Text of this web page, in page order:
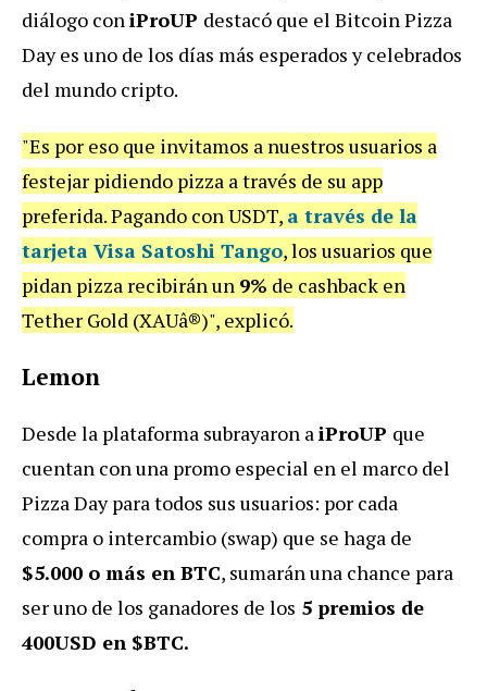
diálogo coniProUP destacó que el Bitcoin Pizza
Day es uno de los días más esperados y celebrados
del mundo cripto.
"Es por eso que invitamos a nuestros usuarios a
festejar pidiendo pizza a través de su app
preferida. Pagando con USDT, a través de la
tarjeta Visa Satoshi Tango, los usuarios que
pidan pizza recibirán un 9% de cashback en
Tether Gold (XAUâ®)", explicó.
Lemon
Desde la plataforma subrayaron aiProUP que
cuentan con una promo especial en el marco del
Pizza Day para todos sus usuarios: por cada
compra o intercambio (swap) que se haga de
$5.000 o más en BTC, sumarán una chance para
ser uno de los ganadores de los 5 premios de
400USD en $BTC.